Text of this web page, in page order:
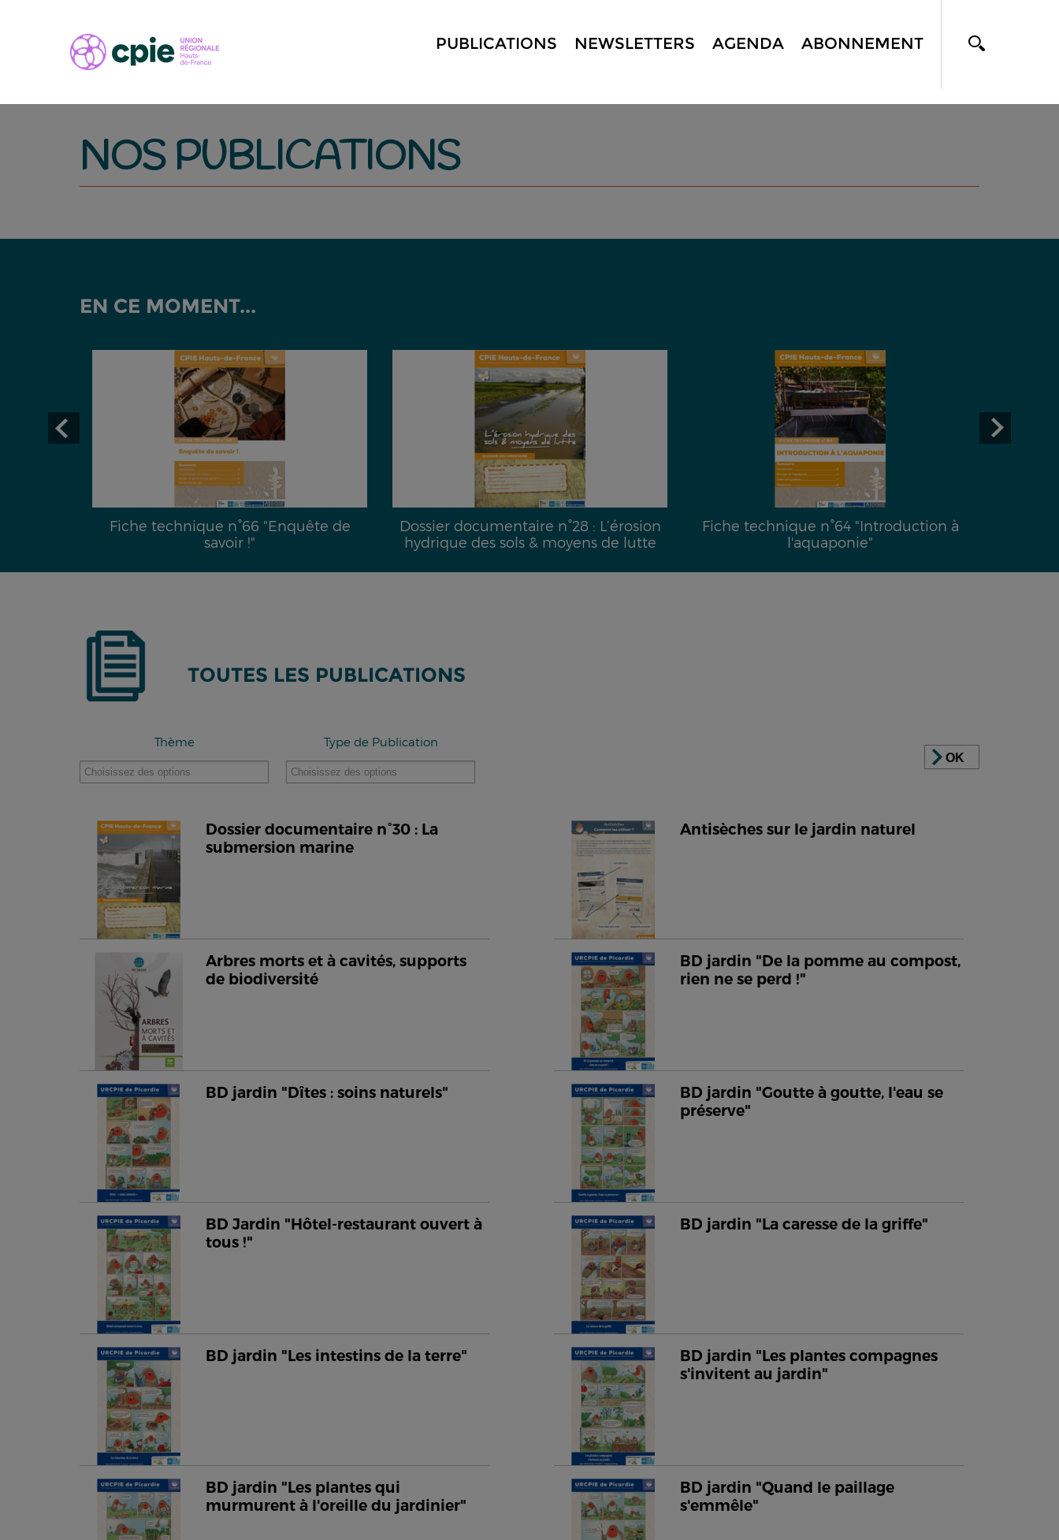
PUBLICATIONS NEWSLETTERS AGENDA ABONNEMENT
NOS PUBLICATIONS
EN CE MOMENT...
Fiche technique n°66 "Enquête de
savoir !"
Dossier documentaire n°28 : L’érosion
hydrique des sols & moyens de lutte
Fiche technique n°64 "Introduction à
l'aquaponie"
TOUTES LES PUBLICATIONS
Thème Type de Publication
OK
Dossier documentaire n°30 : La
submersion marine
Antisèches sur le jardin naturel
Arbres morts et à cavités, supports
de biodiversité
BD jardin "De la pomme au compost,
rien ne se perd !"
BD jardin "Dîtes : soins naturels"
BD jardin "Goutte à goutte, l'eau se
préserve"
BD Jardin "Hôtel-restaurant ouvert à
tous !"
BD jardin "La caresse de la griffe"
BD jardin "Les intestins de la terre"
BD jardin "Les plantes compagnes
s'invitent au jardin"
BD jardin "Les plantes qui
murmurent à l'oreille du jardinier"
BD jardin "Quand le paillage
s'emmêle"